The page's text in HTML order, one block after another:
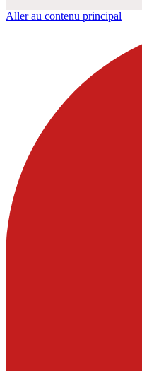
Aller au contenu principal